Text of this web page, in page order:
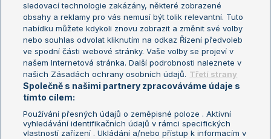
Turnaj mistryň
Aktualní trendy
Fotbalové přestupy
Livesport Daily
LS Prague Open
Podmínky užití Nastavení soukromí
sledovací technologie zakázány, některé zobrazené
obsahy a reklamy pro vás nemusí být tolik relevantní. Tuto
nabídku můžete kdykoli znovu zobrazit a změnit své volby
nebo souhlas odvolat kliknutím na odkaz Řízení předvoleb
ve spodní části webové stránky. Vaše volby se projeví v
našem Internetová stránka. Další podrobnosti naleznete v
našich Zásadách ochrany osobních údajů. Třetí strany
Společně s našimi partnery zpracováváme údaje s
tímto cílem:
Používání přesných údajů o zeměpisné poloze . Aktivní
vyhledávání identifikačních údajů v rámci specifických
vlastností zařízení . Ukládání a/nebo přístup k informacím v